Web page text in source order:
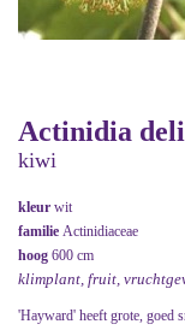
Actinidia
kiwi
kleur wit
familie Actinidiaceae
hoog 600 cm
klimplant, fruit,
'Hayward' heeft grote, goed